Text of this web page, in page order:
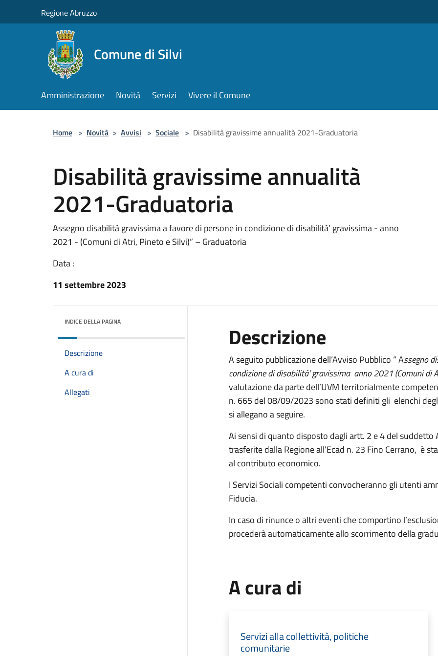
Regione Abruzzo
Comune di Silvi
Amministrazione Novità Servizi Vivere il Comune
Home > Novità > Avvisi > Sociale > Disabilità gravissime annualità 2021-Graduatoria
Disabilità gravissime annualità
2021-Graduatoria
Assegno disabilità gravissima a favore di persone in condizione di disabilità’ gravissima - anno
2021 - (Comuni di Atri, Pineto e Silvi)” – Graduatoria
Data :
11 settembre 2023
INDICE DELLA PAGINA
Descrizione
A cura di
Allegati
Descrizione
A seguito pubblicazione dell’Avviso Pubblico “ Assegno
condizione di disabilità’ gravissima anno 2021 (Comuni di
valutazione da parte dell’UVM territorialmente
n. 665 del 08/09/2023 sono stati definiti gli elenchi
si allegano a seguire.
Ai sensi di quanto disposto dagli artt. 2 e 4 del
trasferite dalla Regione all’Ecad n. 23 Fino Cerrano, è
al contributo economico.
I Servizi Sociali competenti convocheranno gli utenti
Fiducia.
In caso di rinunce o altri eventi che comportino
procederà automaticamente allo scorrimento della
A cura di
Servizi alla collettività, politiche
comunitarie